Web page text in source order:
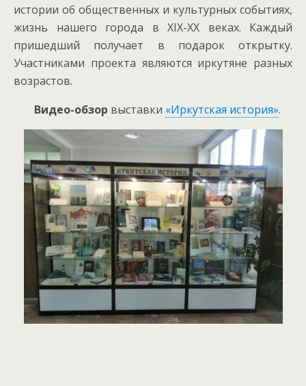
истории об общественных и культурных событиях,
жизнь нашего города в XIX-XX веках. Каждый
пришедший получает в подарок открытку.
Участниками проекта являются иркутяне разных
возрастов.
Видео-обзор выставки «Иркутская история».